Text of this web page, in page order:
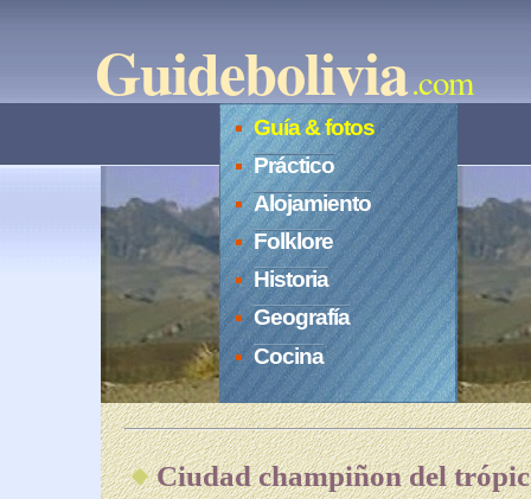
Guidebolivia.com
Guía & fotos
Práctico
Alojamiento
Folklore
Historia
Geografía
Cocina
Ciudad champiñon del